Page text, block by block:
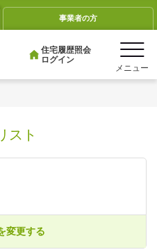
事業者の方
住宅履歴照会
ログイン
スト
変更する